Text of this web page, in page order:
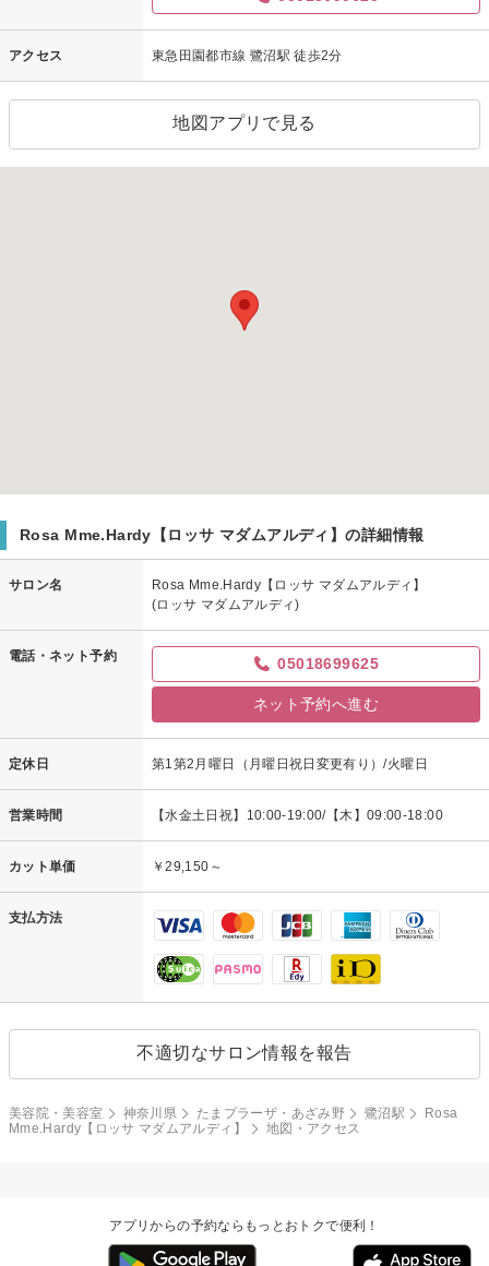
アクセス 東急田園都市線 鷺沼駅 徒歩2分
地図アプリで見る
Rosa Mme.Hardy【ロッサ マダムアルディ】の詳細情報
サロン名
Rosa Mme.Hardy【ロッサ マダムアルディ】
(ロッサ マダムアルディ)
電話・ネット予約 05018699625
ネット予約へ進む
定休日 第1第2月曜日（月曜日祝日変更有り）/火曜日
営業時間 【水金土日祝】10:00-19:00/【木】09:00-18:00
カット単価 ￥29,150～
支払方法
不適切なサロン情報を報告
美容院・美容室 神奈川県 たまプラーザ・あざみ野 鷺沼駅
Rosa
Mme.Hardy【ロッサ マダムアルディ】
地図・アクセス
アプリからの予約ならもっとおトクで便利！